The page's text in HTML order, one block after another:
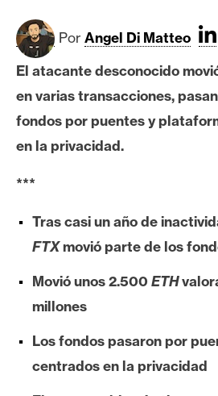
i
c
o
i
n
e
r
u
m
Por Angel Di Matteo
El atacante desconocido
en varias transacciones,
fondos por puentes y
en la privacidad.
***
Tras casi un año de
FTXmovió parte de los
Movió unos 2.500 ETH
millones
Los fondos pasaron por
centrados en la privacidad